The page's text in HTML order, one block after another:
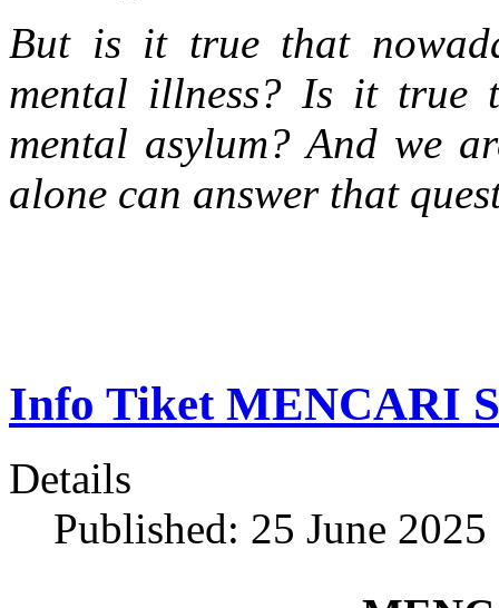
But is it true that
mental illness? Is it
mental asylum? And we
alone can answer that
Info Tiket MENCARI
Details
Published: 25 June 2025